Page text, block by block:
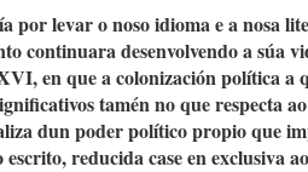
por levar o noso idioma e a nosa
continuara desenvolvendo a súa
en que a colonización política a
tamén no que respecta
dun poder político propio que
reducida case en exclusiva